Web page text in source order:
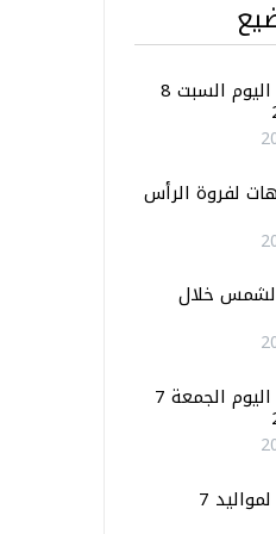
توقعـات الأبراج اليوم السبت 8
لفروة الرأس
خلال
توقعـات الأبراج اليوم الجمعة 7
توقعـات الأبراج لمواليد 7